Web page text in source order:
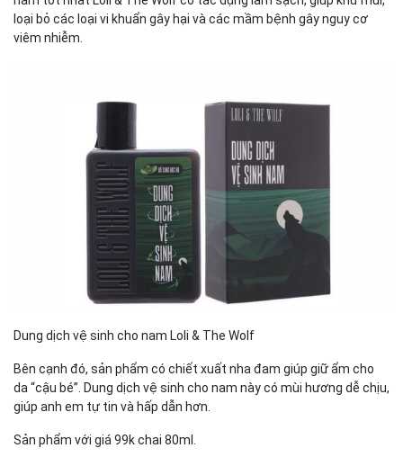
loại bỏ các loại vi khuẩn gây hại và các mầm bệnh gây nguy cơ
viêm nhiễm.
Dung dịch vệ sinh cho nam Loli & The Wolf
Bên cạnh đó, sản phẩm có chiết xuất nha đam giúp giữ ẩm cho
da “cậu bé”. Dung dịch vệ sinh cho nam này có mùi hương dễ chịu,
giúp anh em tự tin và hấp dẫn hơn.
Sản phẩm với giá 99k chai 80ml.